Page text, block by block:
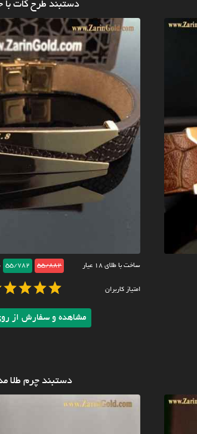
دستبند طرح کات با
ساخت با طلای ۱۸ عیار 55/882
55/782
امتیاز کاربران
مشاهده و سفارش از
دستبند چرم طلا